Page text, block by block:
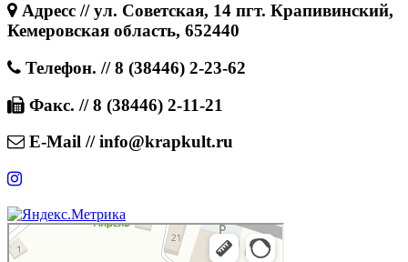
Адресс // ул. Советская, 14 пгт. Крапивинский,
Кемеровская область, 652440
Телефон. // 8 (38446) 2-23-62
Факс. // 8 (38446) 2-11-21
E-Mail // info@krapkult.ru